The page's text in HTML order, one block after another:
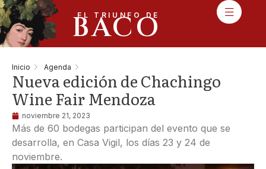
EL TRIUNFO DE
BACO
Inicio Agenda
Nueva edición de Chachingo
Wine Fair Mendoza
noviembre 21, 2023
Más de 60 bodegas participan del evento que se
desarrolla, en Casa Vigil, los días 23 y 24 de
noviembre.